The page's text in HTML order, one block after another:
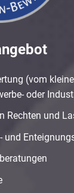
(vom
oder
Rechten und
und